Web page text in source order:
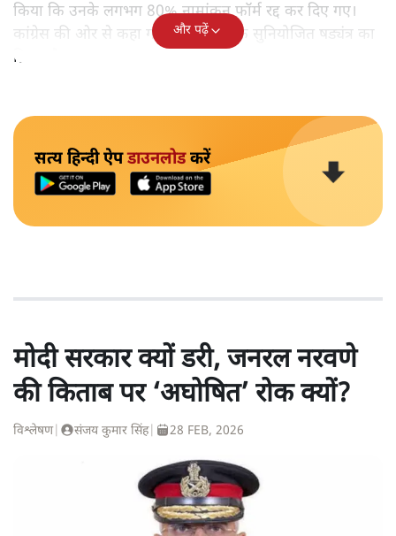
किया कि उनके लगभग 80% नामांकन फॉर्म रद्द कर दिए गए।
कांग्रेस की ओर से कहा गया है कि यह एक सुनियोजित षड्यंत्र का
हिस्सा है।
और पढ़ें
सत्य हिन्दी ऐपडाउनलोडकरें
मोदी सरकार क्यों डरी, जनरल नरवणे
की किताब पर ‘अघोषित’ रोक क्यों?
विश्लेषण| संजय कुमार सिंह| 28 FEB, 2026